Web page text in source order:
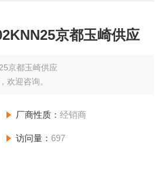
京都玉崎供应
京都玉崎供应
欢迎咨询。
厂商性质： 经销商
访问量： 697